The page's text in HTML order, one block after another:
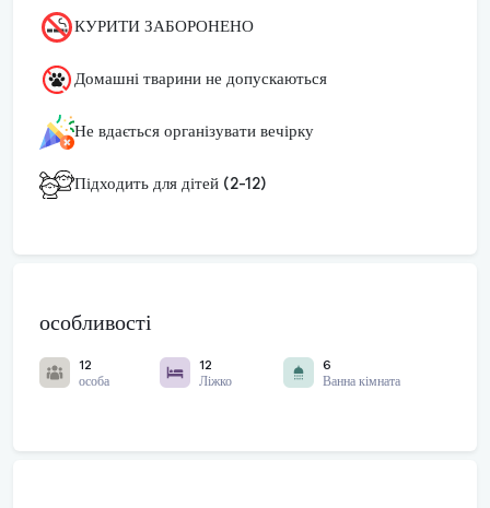
КУРИТИ ЗАБОРОНЕНО
Домашні тварини не допускаються
Не вдається організувати вечірку
Підходить для дітей (2-12)
особливості
12
особа
12
Ліжко
6
Ванна кімната